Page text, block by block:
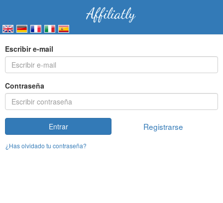
Escribir e-mail
Contraseña
Entrar Registrarse
¿Has olvidado tu contraseña?